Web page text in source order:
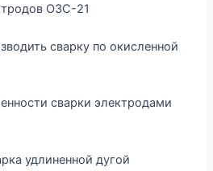
ОЗС-21
сварку по окисленной
сварки электродами
удлиненной дугой